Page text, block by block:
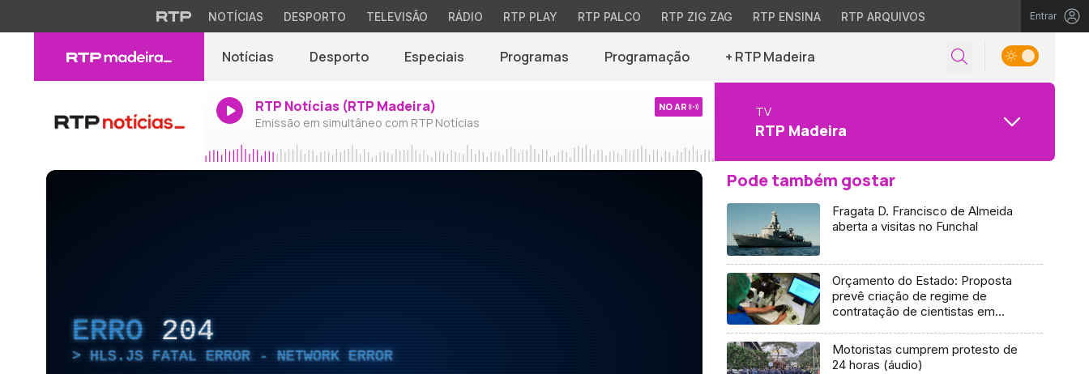
NOTÍCIAS DESPORTO TELEVISÃO RÁDIO RTP PLAY RTP PALCO RTP ZIG ZAG RTP ENSINA RTP ARQUIVOS Entrar
Notícias Desporto Especiais Programas Programação + RTP Madeira
RTP Notícias (RTP Madeira)
Emissão em simultâneo com RTP Notícias
NO AR TV
RTP Madeira
ERRO 204
HLS.JS FATAL ERROR - NETWORK ERROR
Pode também gostar
Fragata D. Francisco de Almeida
aberta a visitas no Funchal
Orçamento do Estado: Proposta
prevê criação de regime de
contratação de cientistas em
Motoristas cumprem protesto de
24 horas (áudio)